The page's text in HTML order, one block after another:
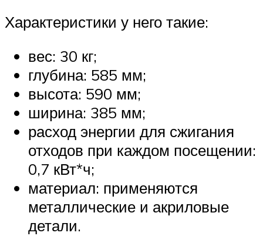
Характеристики у него такие:
вес: 30 кг;
глубина: 585 мм;
высота: 590 мм;
ширина: 385 мм;
расход энергии для сжигания
отходов при каждом посещении:
0,7 кВт*ч;
материал: применяются
металлические и акриловые
детали.